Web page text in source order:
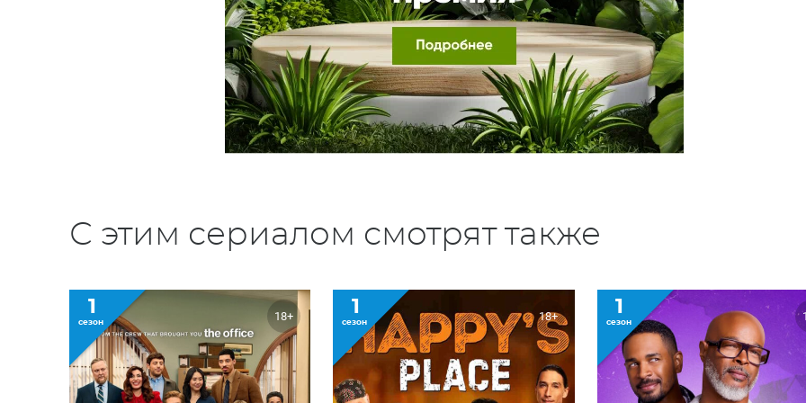
С этим сериалом смотрят также
1
сезон 18+ 1
сезон 18+ 1
сезон